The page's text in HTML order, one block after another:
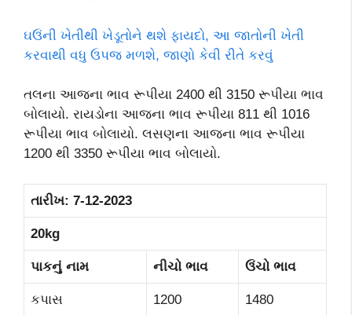
ઘઉંની ખેતીથી ખેડૂતોને થશે ફાયદો, આ જાતોની ખેતી
કરવાથી વધુ ઉપજ મળશે, જાણો કેવી રીતે કરવું
તલના આજના ભાવ રૂપીયા 2400 થી 3150 રૂપીયા ભાવ
બોલાયો. રાયડોના આજના ભાવ રૂપીયા 811 થી 1016
રૂપીયા ભાવ બોલાયો. લસણના આજના ભાવ રૂપીયા
1200 થી 3350 રૂપીયા ભાવ બોલાયો.
તારીખ: 7-12-2023
20kg
પાકનું નામ નીચો ભાવ ઉંચો ભાવ
કપાસ 1200 1480